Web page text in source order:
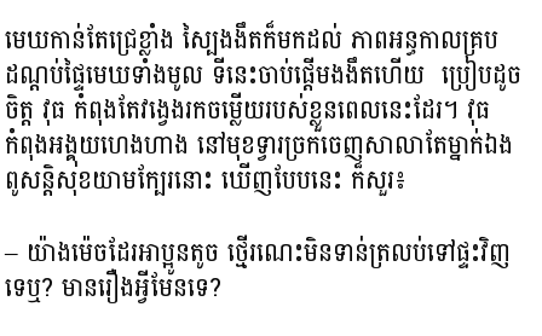
មេឃកាន់តែជ្រេខ្លាំង ស្បៃងងឹតក៏មកដល់ ភាពអន្ធកាលគ្រប
ដណ្ដប់ផ្ទៃមេឃទាំងមូល ទីនេះចាប់ផ្ដើមងងឹតហើយ ប្រៀបដូច
ចិត្ត វុធ កំពុងតែវង្វេងរកចម្លើយរបស់ខ្លួនពេលនេះដែរ។ វុធ
កំពុងអង្គុយហេងហាង នៅមុខទ្វារច្រកចេញសាលាតែម្នាក់ឯង
ពូសន្ដិសុខយាមក្បែរនោះ ឃើញបែបនេះ ក៏សួរ៖
– យ៉ាងម៉េចដែរអាប្អូនតូច ថ្មើរណេះមិនទាន់ត្រលប់ទៅផ្ទះវិញ
ទេឬ? មានរឿងអ្វីមែនទេ?